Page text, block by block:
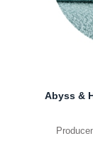
Abyss &